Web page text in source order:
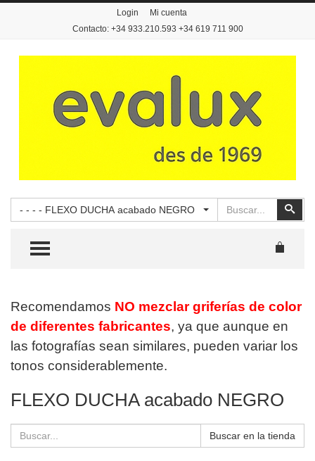
Login
Mi cuenta
Contacto: +34 933.210.593 +34 619 711 900
- - - - FLEXO DUCHA acabado NEGRO
TOGGLE MENU
Recomendamos NO mezclar griferías de color
de diferentes fabricantes, ya que aunque en
las fotografías sean similares, pueden variar los
tonos considerablemente.
FLEXO DUCHA acabado NEGRO
Buscar en la tienda